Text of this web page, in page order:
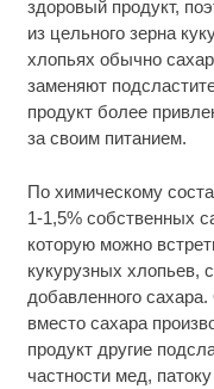
здоровый продукт,
из цельного зерна
хлопьях обычно
заменяют
продукт более
за своим питанием.
По химическому
1-1,5% собственных
которую можно
кукурузных хлопьев,
добавленного
вместо сахара
продукт другие
частности мед,